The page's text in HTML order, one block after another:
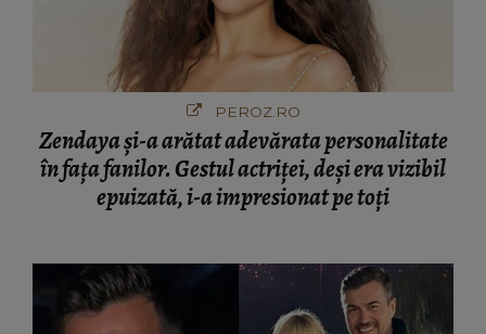
PEROZ.RO
Zendaya și-a arătat adevărata personalitate
în fața fanilor. Gestul actriței, deși era vizibil
epuizată, i-a impresionat pe toți